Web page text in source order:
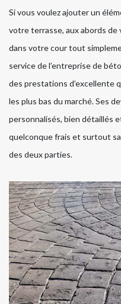
Si vous voulez ajouter un
votre terrasse, aux abords de
dans votre cour tout
service de l’entreprise de
des prestations d’excellente
les plus bas du marché. Ses
personnalisés, bien détaillés
quelconque frais et surtout
des deux parties.